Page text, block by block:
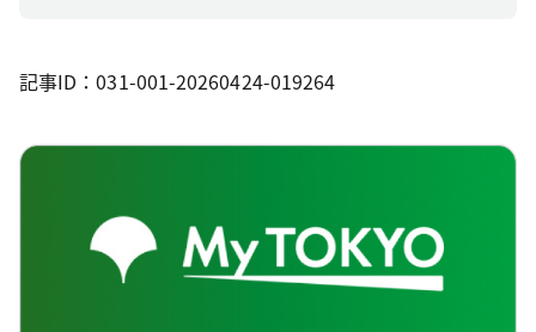
記事ID：031-001-20260424-019264